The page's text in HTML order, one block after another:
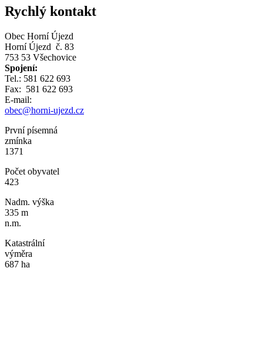
Rychlý kontakt
Obec Horní Újezd
Horní Újezd č. 83
753 53 Všechovice
Spojení:
Tel.: 581 622 693
Fax: 581 622 693
E-mail:
obec@horni-ujezd.cz
První písemná
zmínka
1371
Počet obyvatel
423
Nadm. výška
335 m
n.m.
Katastrální
výměra
687 ha